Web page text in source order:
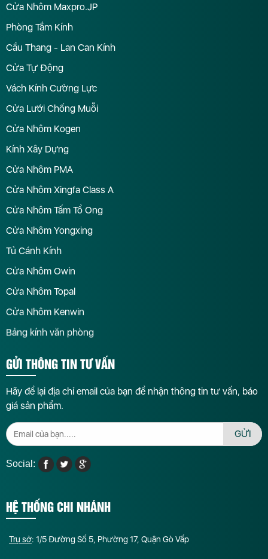
Cửa Nhôm Maxpro.JP
Phòng Tắm Kính
Cầu Thang - Lan Can Kính
Cửa Tự Động
Vách Kính Cường Lực
Cửa Lưới Chống Muỗi
Cửa Nhôm Kogen
Kính Xây Dựng
Cửa Nhôm PMA
Cửa Nhôm Xingfa Class A
Cửa Nhôm Tấm Tổ Ong
Cửa Nhôm Yongxing
Tủ Cánh Kính
Cửa Nhôm Owin
Cửa Nhôm Topal
Cửa Nhôm Kenwin
Bảng kính văn phòng
GỬI THÔNG TIN TƯ VẤN
Hãy để lại địa chỉ email của bạn để nhận thông tin tư vấn, báo
giá sản phẩm.
GỬI
Social:
HỆ THỐNG CHI NHÁNH
Trụ sở: 1/5 Đường Số 5, Phường 17, Quận Gò Vấp